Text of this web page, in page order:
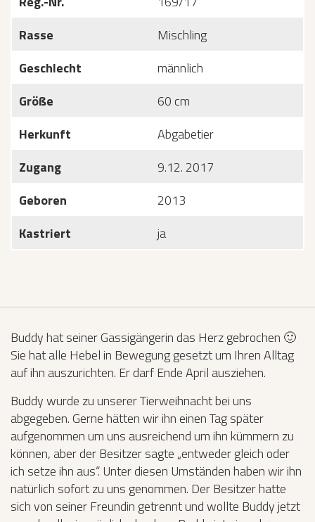
Rasse
Mischling
Geschlecht
männlich
Größe
60 cm
Herkunft
Abgabetier
Zugang
9.12. 2017
Geboren
2013
Kastriert
ja
Buddy hat seiner Gassigängerin das Herz gebrochen 🙂
Sie hat alle Hebel in Bewegung gesetzt um Ihren Alltag
auf ihn auszurichten. Er darf Ende April ausziehen.
Buddy wurde zu unserer Tierweihnacht bei uns
abgegeben. Gerne hätten wir ihn einen Tag später
aufgenommen um uns ausreichend um ihn kümmern zu
können, aber der Besitzer sagte „entweder gleich oder
ich setze ihn aus“. Unter diesen Umständen haben wir ihn
natürlich sofort zu uns genommen. Der Besitzer hatte
sich von seiner Freundin getrennt und wollte Buddy jetzt